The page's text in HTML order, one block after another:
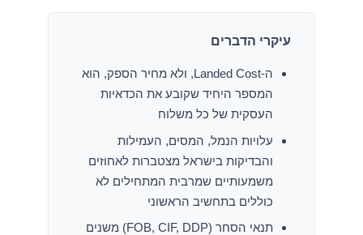
עיקרי הדברים
ה-Landed Cost, ולא מחיר הספק, הוא
המספר היחיד שקובע את הכדאיות
העסקית של כל משלוח
עלויות הנמל, המסים, העמילות
והבדיקות בישראל מצטברות לאחוזים
משמעותיים שמרבית המתחילים לא
כוללים בתחשיב הראשוני
תנאי הסחר (FOB, CIF, DDP) משנים